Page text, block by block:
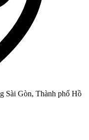
Sài Gòn, Thành phố Hồ